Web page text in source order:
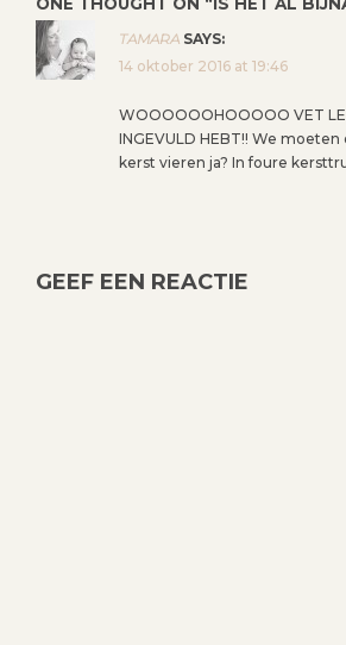
C
H
T
T
ONE THOUGHT ON “ IS HET AL
TAMARA SAYS:
14 oktober 2016 at 19:46
WOOOOOOHOOOOO VET
INGEVULD HEBT!! We
kerst vieren ja? In foure
GEEF EEN REACTIE